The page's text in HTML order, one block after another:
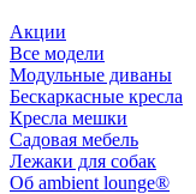
Акции
Все модели
Модульные диваны
Бескаркасные кресла
Кресла мешки
Садовая мебель
Лежаки для собак
Об ambient lounge®